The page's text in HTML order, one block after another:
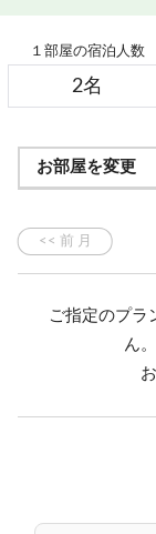
ボリュームた
意しております
■ミルキーグリ
当館の温泉は
横手山から湧
時間：6：00～
（清掃時間9
感染症対策の
１部屋の宿泊人数
お部屋を変更
ご指定のプラ
ん